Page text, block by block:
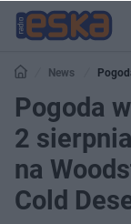
News
pogoda na Woodstock
Pogoda
2
na
Cold